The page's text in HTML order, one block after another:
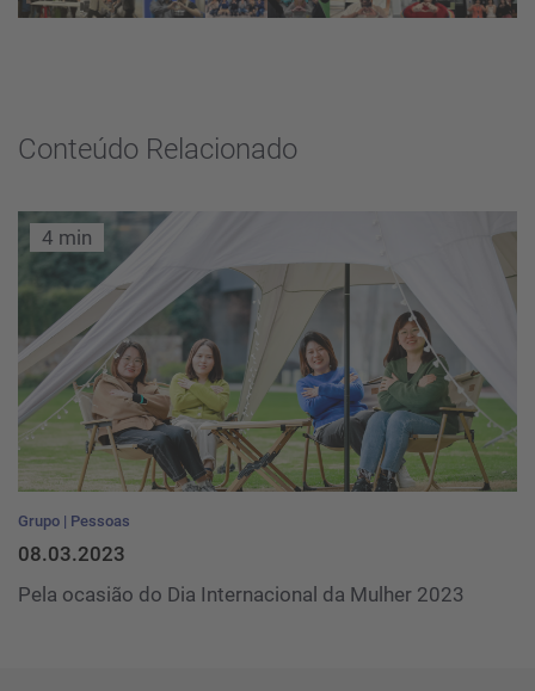
Conteúdo Relacionado
4 min
Grupo Pessoas
08.03.2023
Pela ocasião do Dia Internacional da Mulher 2023